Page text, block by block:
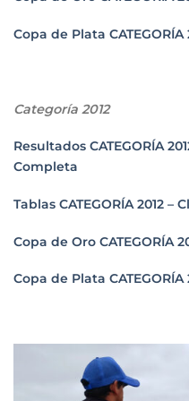
Copa de Plata CATEGORÍA
Categoría 2012
Resultados CATEGORÍA
Completa
Tablas CATEGORÍA 2012 –
Copa de Oro CATEGORÍA
Copa de Plata CATEGORÍA